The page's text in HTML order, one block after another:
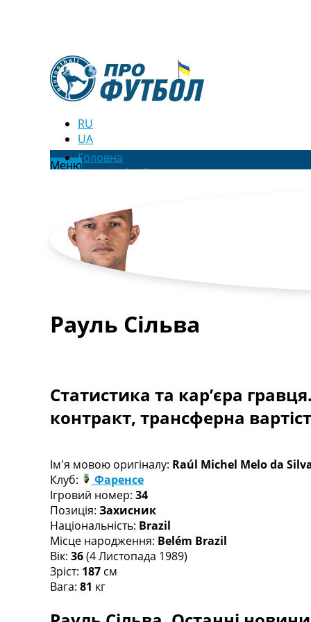
RU
UA
МенюГоловна
Новини футболу
Футбольні трансфери
Останні коментарі
Конкурс прогнозів
Логін
Рейтінги
Турніри
Англія. Прем’єр-Ліга
Іспанія. Ла Ліга
Ще Турніри >>>
Чемпіонат Світу. Турнирні таблиці
Таблиця УПЛ
Перша Ліга
Таблиця АПЛ
Таблиця Ла Ліги
Таблиця Ліги Чемпіонів
Всі таблиці >>>
Рейтинги
Рейтинг ФІФА
Рауль Сільва
Статистика та кар’єра
контракт, трансферна
Ім'я мовою оригіналу: Raúl Michel Melo da
Клуб:
Фаренсе
Ігровий номер: 34
Позиція: Захисник
Національність: Brazil
Місце народження: Belém Brazil
Вік: 36(4 Листопада 1989)
Зріст: 187 см
Вага: 81 кг